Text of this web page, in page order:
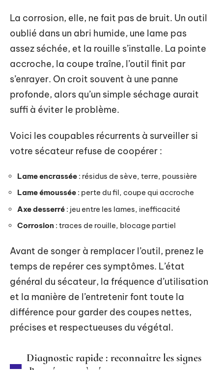
La corrosion, elle, ne fait pas de bruit. Un outil
oublié dans un abri humide, une lame pas
assez séchée, et la rouille s’installe. La pointe
accroche, la coupe traîne, l’outil finit par
s’enrayer. On croit souvent à une panne
profonde, alors qu’un simple séchage aurait
suffi à éviter le problème.
Voici les coupables récurrents à surveiller si
votre sécateur refuse de coopérer :
Lame encrassée : résidus de sève, terre, poussière
Lame émoussée : perte du fil, coupe qui accroche
Axe desserré : jeu entre les lames, inefficacité
Corrosion : traces de rouille, blocage partiel
Avant de songer à remplacer l’outil, prenez le
temps de repérer ces symptômes. L’état
général du sécateur, la fréquence d’utilisation
et la manière de l’entretenir font toute la
différence pour garder des coupes nettes,
précises et respectueuses du végétal.
Diagnostic rapide : reconnaître les signes